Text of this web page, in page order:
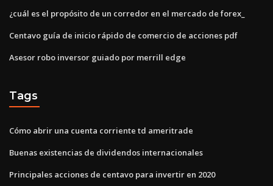
¿cuál es el propósito de un corredor en el mercado de forex_
Centavo guía de inicio rápido de comercio de acciones pdf
Asesor robo inversor guiado por merrill edge
Tags
Cómo abrir una cuenta corriente td ameritrade
Buenas existencias de dividendos internacionales
Principales acciones de centavo para invertir en 2020